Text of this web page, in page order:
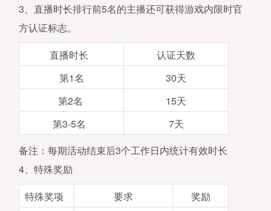
3、直播时长排行前5名的主播还可获得游戏内限时官
方认证标志。
直播时长
认证天数
第1名
30天
第2名
15天
第3-5名
7天
备注：每期活动结束后3个工作日内统计有效时长
4、特殊奖励
特殊奖项
要求
奖励